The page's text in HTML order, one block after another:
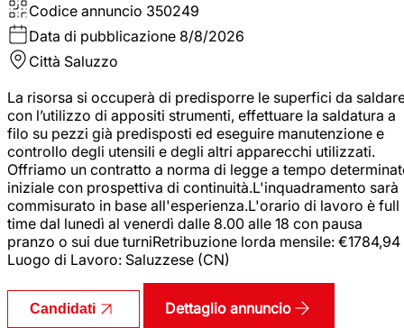
Codice annuncio 350249
Data di pubblicazione 8/8/2026
Città Saluzzo
La risorsa si occuperà di predisporre le superfici da
con l’utilizzo di appositi strumenti, effettuare la saldatura a
filo su pezzi già predisposti ed eseguire manutenzione e
controllo degli utensili e degli altri apparecchi utilizzati.
Offriamo un contratto a norma di legge a tempo
iniziale con prospettiva di continuità.L'inquadramento sarà
commisurato in base all'esperienza.L'orario di lavoro è full
time dal lunedì al venerdì dalle 8.00 alle 18 con pausa
pranzo o sui due turniRetribuzione lorda mensile: €1784,94
Luogo di Lavoro: Saluzzese (CN)
Candidati Dettaglio annuncio